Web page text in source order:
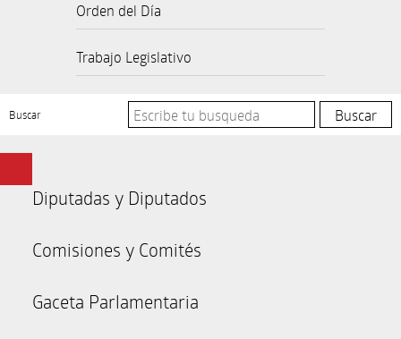
Orden del Día
Trabajo Legislativo
Buscar
Diputadas y Diputados
Comisiones y Comités
Gaceta Parlamentaria